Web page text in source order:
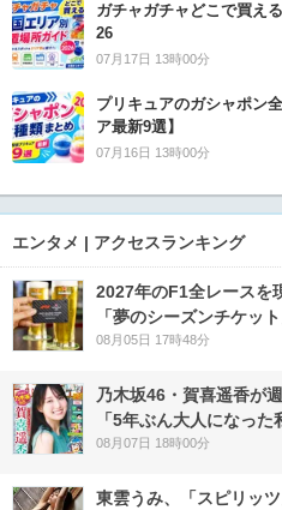
ガチャガチャどこで買え
26
07月17日 13時00分
プリキュアのガシャポン
ア最新9選】
07月16日 13時00分
エンタメ | アクセスランキング
2027年のF1全レースを
「夢のシーズンチケッ
08月05日 17時48分
乃木坂46・賀喜遥香が
「5年ぶん大人になった
08月07日 18時00分
東雲うみ、「スピリッ